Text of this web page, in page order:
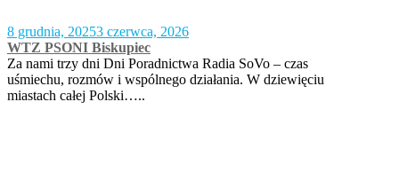
8 grudnia, 20253 czerwca, 2026
WTZ PSONI Biskupiec
Za nami trzy dni Dni Poradnictwa Radia SoVo – czas
uśmiechu, rozmów i wspólnego działania. W dziewięciu
miastach całej Polski…..